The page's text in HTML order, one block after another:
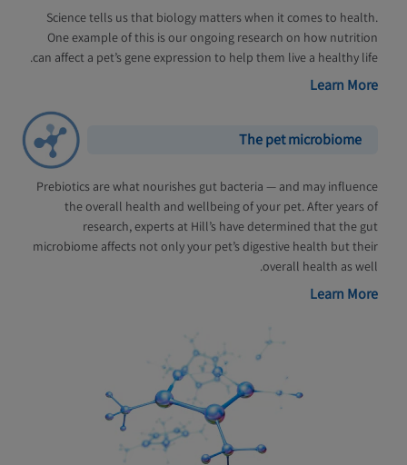
Science tells us that biology matters when it comes to health.
One example of this is our ongoing research on how nutrition
can affect a pet’s gene expression to help them live a healthy life.
Learn More
The pet microbiome
Prebiotics are what nourishes gut bacteria — and may influence
the overall health and wellbeing of your pet. After years of
research, experts at Hill’s have determined that the gut
microbiome affects not only your pet’s digestive health but their
overall health as well.
Learn More